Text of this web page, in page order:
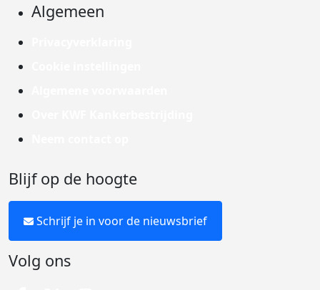
Algemeen
Blijf op de hoogte
Schrijf je in voor de nieuwsbrief
Volg ons